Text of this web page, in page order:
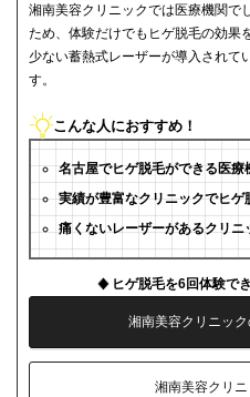
湘南美容クリニックでは医療機関で
ため、体験だけでもヒゲ脱毛の効果
少ない蓄熱式レーザーが導入されて
す。
こんな人におすすめ！
名古屋でヒゲ脱毛ができる医療
実績が豊富なクリニックでヒゲ
痛くないレーザーがあるクリニ
ヒゲ脱毛を6回体験で
湘南美容クリニッ
湘南美容クリ